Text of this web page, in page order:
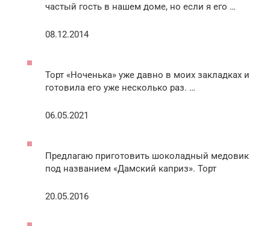
частый гость в нашем доме, но если я его …
08.12.2014
Торт «Ноченька» уже давно в моих закладках и
готовила его уже несколько раз. …
06.05.2021
Предлагаю приготовить шоколадный медовик
под названием «Дамский каприз». Торт
20.05.2016